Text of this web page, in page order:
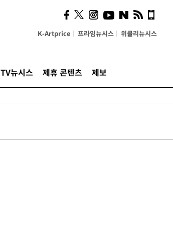
K-Artprice 프라임뉴시스 위클리뉴시스
TV뉴시스 제휴 콘텐츠 제보